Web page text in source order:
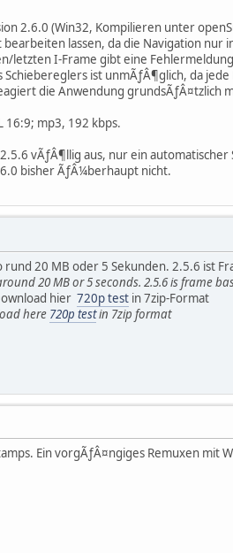
2.6.0 (Win32, Kompilieren unter
lassen, da die Navigation nur
letzten I-Frame gibt eine
Schiebereglers ist unmÃƒÂ¶glich, da
die Anwendung grundsÃƒÂ¤tzlich
16:9; mp3, 192 kbps.
vÃƒÂ¶llig aus, nur ein
bisher ÃƒÂ¼berhaupt nicht.
rund 20 MB oder 5 Sekunden. 2.5.6 ist
20 MB or 5 seconds. 2.5.6 is frame
hier 720p test in 7zip-Format
here 720p testin 7zip format
Ein vorgÃƒÂ¤ngiges Remuxen mit